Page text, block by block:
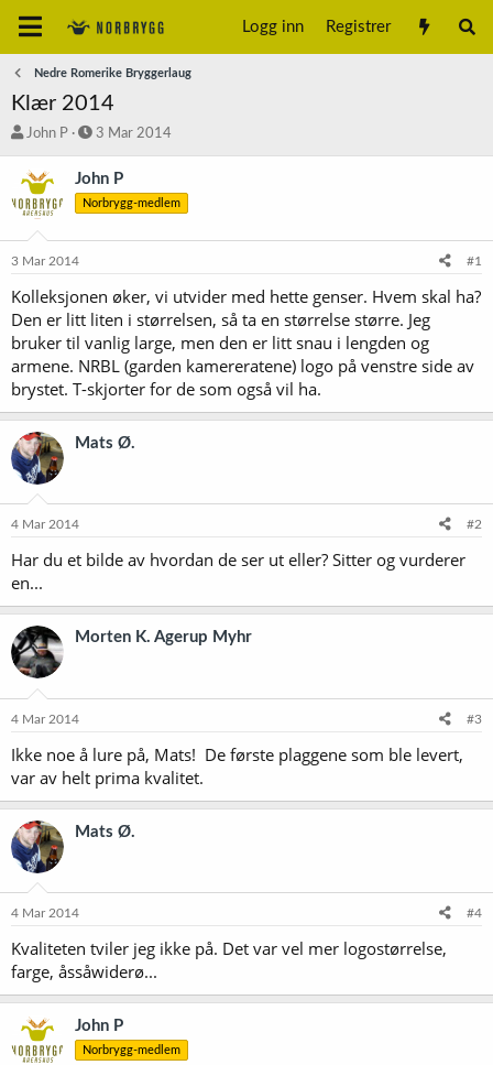
Logg inn Registrer
Nedre Romerike Bryggerlaug
Klær 2014
T
å
d
s
t
r
John P
S
a
r
t
o
3 Mar 2014
John P
Norbrygg-medlem
3 Mar 2014 #1
Kolleksjonen øker, vi utvider med hette genser. Hvem skal ha?
Den er litt liten i størrelsen, så ta en størrelse større. Jeg
bruker til vanlig large, men den er litt snau i lengden og
armene. NRBL (garden kamereratene) logo på venstre side av
brystet. T-skjorter for de som også vil ha.
Mats Ø.
4 Mar 2014 #2
Har du et bilde av hvordan de ser ut eller? Sitter og vurderer
en...
Morten K. Agerup Myhr
4 Mar 2014 #3
Ikke noe å lure på, Mats! De første plaggene som ble levert,
var av helt prima kvalitet.
Mats Ø.
4 Mar 2014 #4
Kvaliteten tviler jeg ikke på. Det var vel mer logostørrelse,
farge, åssåwiderø...
John P
Norbrygg-medlem